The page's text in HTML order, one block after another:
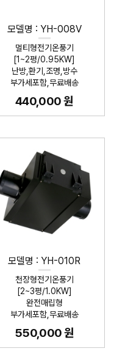
모델명 : YH-008V
멀티형전기온풍기
[1~2평/0.95KW]
난방,환기,조명,방수
부가세포함,무료배송
440,000 원
모델명 : YH-010R
천장형전기온풍기
[2~3평/1.0KW]
완전매립형
부가세포함,무료배송
550,000 원